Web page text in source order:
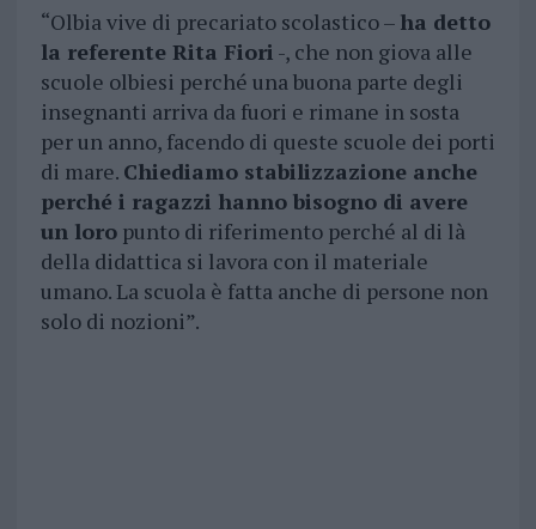
“Olbia vive di precariato scolastico – ha detto
la referente Rita Fiori -, che non giova alle
scuole olbiesi perché una buona parte degli
insegnanti arriva da fuori e rimane in sosta
per un anno, facendo di queste scuole dei porti
di mare. Chiediamo stabilizzazione anche
perché i ragazzi hanno bisogno di avere
un loropunto di riferimento perché al di là
della didattica si lavora con il materiale
umano. La scuola è fatta anche di persone non
solo di nozioni”.